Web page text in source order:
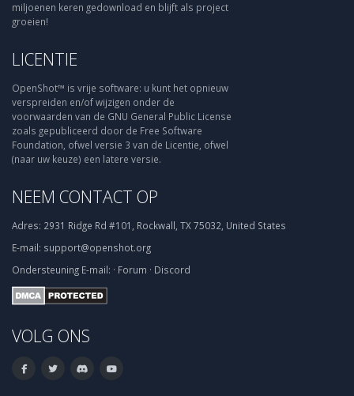
miljoenen keren gedownload en blijft als project
groeien!
LICENTIE
OpenShot™ is vrije software: u kunt het opnieuw
verspreiden en/of wijzigen onder de
voorwaarden van de GNU General Public License
zoals gepubliceerd door de Free Software
Foundation, ofwel versie 3 van de Licentie, ofwel
(naar uw keuze) een latere versie.
NEEM CONTACT OP
Adres: 2931 Ridge Rd #101, Rockwall, TX 75032, United States
E-mail: support@openshot.org
Ondersteuning E-mail: · Forum · Discord
VOLG ONS